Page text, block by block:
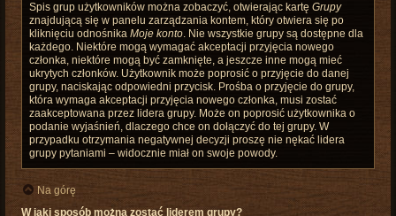
Spis grup użytkowników można zobaczyć, otwierając kartęGrupy
znajdującą się w panelu zarządzania kontem, który otwiera się po
kliknięciu odnośnikaMoje konto. Nie wszystkie grupy są dostępne dla
każdego. Niektóre mogą wymagać akceptacji przyjęcia nowego
członka, niektóre mogą być zamknięte, a jeszcze inne mogą mieć
ukrytych członków. Użytkownik może poprosić o przyjęcie do danej
grupy, naciskając odpowiedni przycisk. Prośba o przyjęcie do grupy,
która wymaga akceptacji przyjęcia nowego członka, musi zostać
zaakceptowana przez lidera grupy. Może on poprosić użytkownika o
podanie wyjaśnień, dlaczego chce on dołączyć do tej grupy. W
przypadku otrzymania negatywnej decyzji proszę nie nękać lidera
grupy pytaniami – widocznie miał on swoje powody.
Na górę
W jaki sposób można zostać liderem grupy?